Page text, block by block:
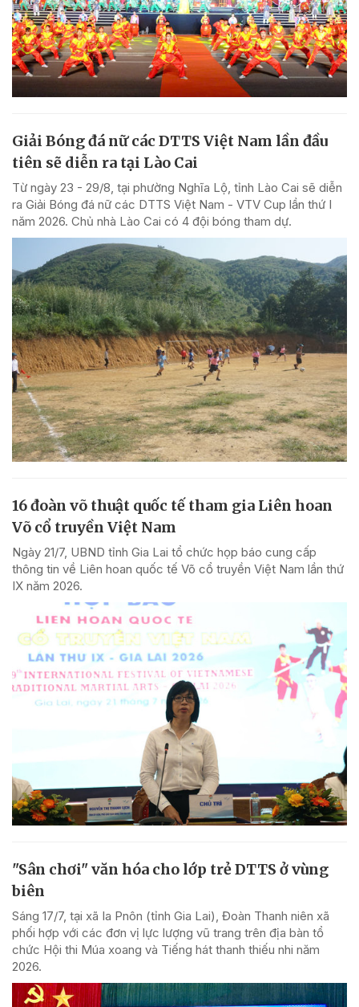
Giải Bóng đá nữ các DTTS Việt Nam lần đầu
tiên sẽ diễn ra tại Lào Cai
Từ ngày 23 - 29/8, tại phường Nghĩa Lộ, tỉnh Lào Cai sẽ diễn
ra Giải Bóng đá nữ các DTTS Việt Nam - VTV Cup lần thứ I
năm 2026. Chủ nhà Lào Cai có 4 đội bóng tham dự.
16 đoàn võ thuật quốc tế tham gia Liên hoan
Võ cổ truyền Việt Nam
Ngày 21/7, UBND tỉnh Gia Lai tổ chức họp báo cung cấp
thông tin về Liên hoan quốc tế Võ cổ truyền Việt Nam lần thứ
IX năm 2026.
"Sân chơi" văn hóa cho lớp trẻ DTTS ở vùng
biên
Sáng 17/7, tại xã Ia Pnôn (tỉnh Gia Lai), Đoàn Thanh niên xã
phối hợp với các đơn vị lực lượng vũ trang trên địa bàn tổ
chức Hội thi Múa xoang và Tiếng hát thanh thiếu nhi năm
2026.